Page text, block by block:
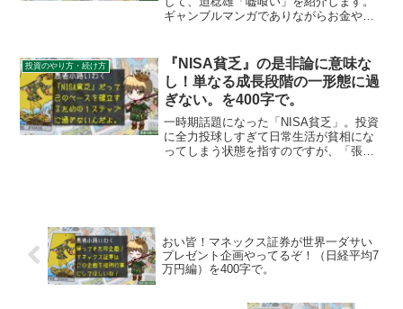
ギャンブルマンガでありながらお金やリ
がちりばめられた作品です。今回はその
中から4つの教えを紹介します。
投資のやり方・続け方
『NISA貧乏』の是非論に意味な
し！単なる成長段階の一形態に過
ぎない。を400字で。
一時期話題になった「NISA貧乏」。投資
に全力投球しすぎて日常生活が貧相にな
ってしまう状態を指すのですが、「張り
おい皆！マネックス証券が世界一ダサい
プレゼント企画やってるぞ！（日経平均7
万円編）を400字で。